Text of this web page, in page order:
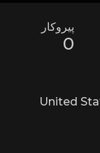
پیروکار
0